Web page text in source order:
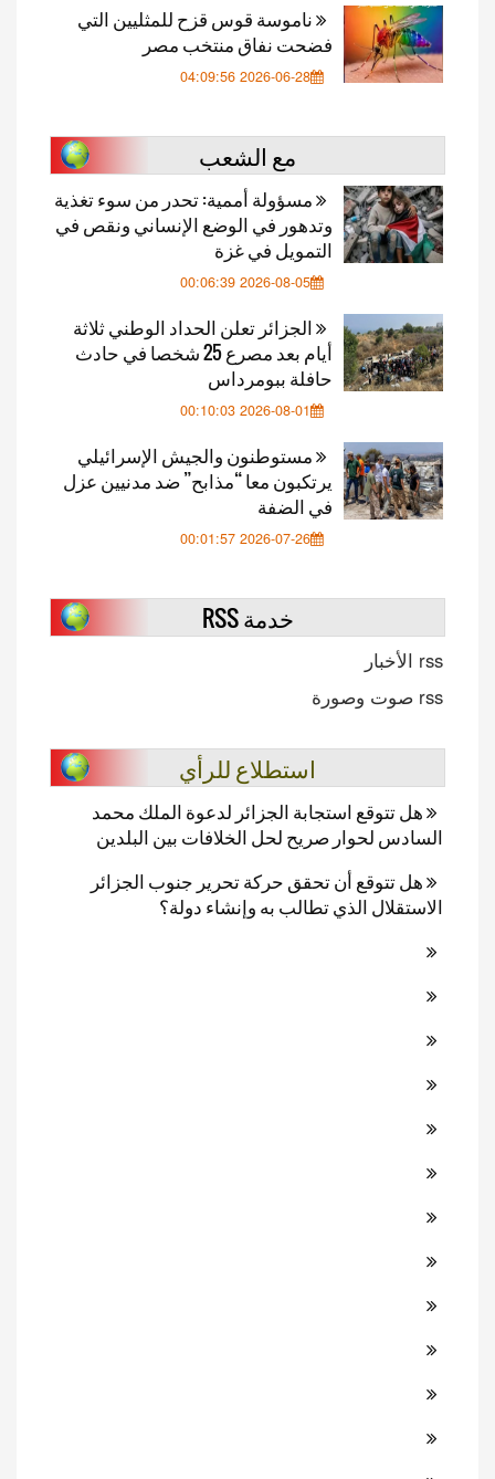
ناموسة قوس قزح للمثليين التي
فضحت نفاق منتخب مصر
2026-06-28 04:09:56
مع الشعب
مسؤولة أممية: تحدر من سوء تغذية
وتدهور في الوضع الإنساني ونقص في
التمويل في غزة
2026-08-05 00:06:39
الجزائر تعلن الحداد الوطني ثلاثة
أيام بعد مصرع 25 شخصا في حادث
حافلة ببومرداس
2026-08-01 00:10:03
مستوطنون والجيش الإسرائيلي
يرتكبون معا “مذابح” ضد مدنيين عزل
في الضفة
2026-07-26 00:01:57
خدمة RSS
rss الأخبار
rss صوت وصورة
استطلاع للرأي
هل تتوقع استجابة الجزائر لدعوة الملك محمد
السادس لحوار صريح لحل الخلافات بين البلدين
هل تتوقع أن تحقق حركة تحرير جنوب الجزائر
الاستقلال الذي تطالب به وإنشاء دولة؟